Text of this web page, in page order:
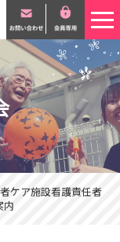
者ケア施設看護責任者
内